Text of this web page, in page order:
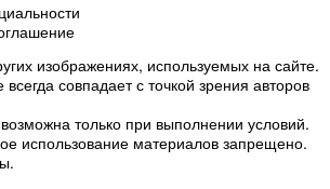
изображениях, используемых на сайте.
совпадает с точкой зрения авторов
только при выполнении условий.
использование материалов запрещено.